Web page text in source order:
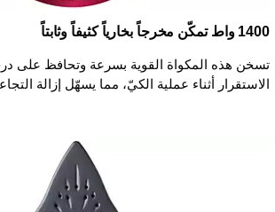
1400 واط تمكّن مخرجاً بخارياً كثيفاً وثابتاً
تسخن هذه المكواة القوية بسرعة وتحافظ على
الاستقرار أثناء عملية الكيّ، مما يسهّل إزالة